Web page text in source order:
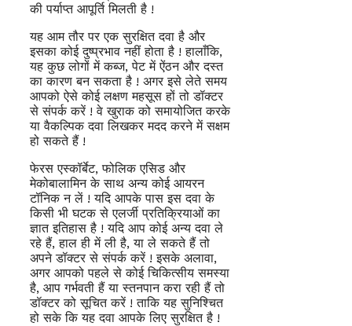
की पर्याप्त आपूर्ति मिलती है !
यह आम तौर पर एक सुरक्षित दवा है और
इसका कोई दुष्प्रभाव नहीं होता है ! हालाँकि,
यह कुछ लोगों में कब्ज, पेट में ऐंठन और दस्त
का कारण बन सकता है ! अगर इसे लेते समय
आपको ऐसे कोई लक्षण महसूस हों तो डॉक्टर
से संपर्क करें ! वे खुराक को समायोजित करके
या वैकल्पिक दवा लिखकर मदद करने में सक्षम
हो सकते हैं !
फेरस एस्कॉर्बेट, फोलिक एसिड और
मेकोबालामिन के साथ अन्य कोई आयरन
टॉनिक न लें ! यदि आपके पास इस दवा के
किसी भी घटक से एलर्जी प्रतिक्रियाओं का
ज्ञात इतिहास है ! यदि आप कोई अन्य दवा ले
रहे हैं, हाल ही में ली है, या ले सकते हैं तो
अपने डॉक्टर से संपर्क करें ! इसके अलावा,
अगर आपको पहले से कोई चिकित्सीय समस्या
है, आप गर्भवती हैं या स्तनपान करा रही हैं तो
डॉक्टर को सूचित करें ! ताकि यह सुनिश्चित
हो सके कि यह दवा आपके लिए सुरक्षित है !